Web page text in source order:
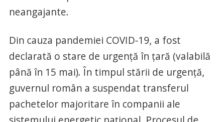
neangajante.
Din cauza pandemiei COVID-19, a fost
declarată o stare de urgență în țară (valabilă
până în 15 mai). În timpul stării de urgență,
guvernul român a suspendat transferul
pachetelor majoritare în companii ale